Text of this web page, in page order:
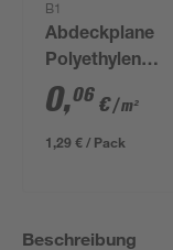
B1
Abdeckplane
Polyethylen
transparent 4 x
0,06 €/ m²
1,29 € / Pack
Beschreibung